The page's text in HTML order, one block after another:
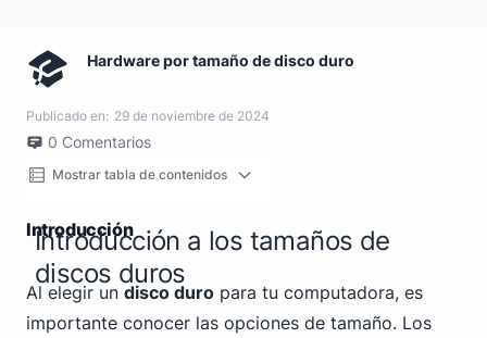
Hardware por tamaño de disco duro
Publicado en: 29 de noviembre de 2024
0 Comentarios
Mostrar tabla de contenidos
Introducción
Introducción a los tamaños de
discos duros
Al elegir un disco duro para tu computadora, es
importante conocer las opciones de tamaño. Los